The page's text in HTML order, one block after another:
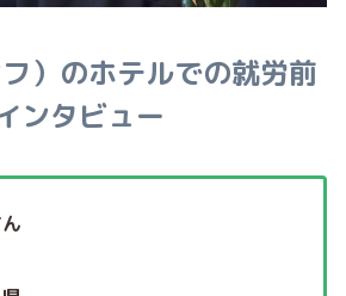
）のホテルでの就労前
ンタビュー